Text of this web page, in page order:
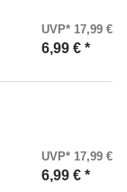
UVP* 17,99 €
6,99 € *
UVP* 17,99 €
6,99 € *